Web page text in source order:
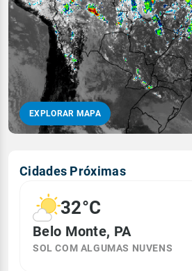
EXPLORAR MAPA
Cidades Próximas
32°C
Belo Monte, PA
SOL COM ALGUMAS NUVENS